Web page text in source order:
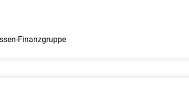
Finanzgruppe